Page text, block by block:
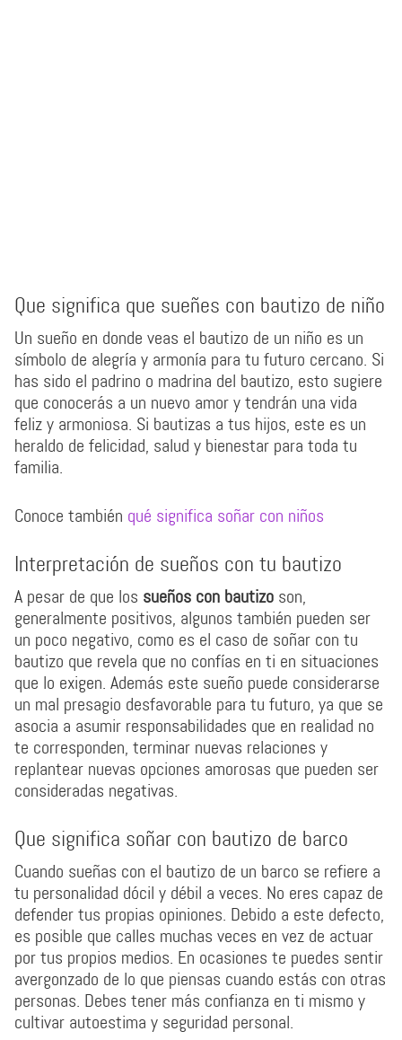
Que significa que sueñes con bautizo de niño
Un sueño en donde veas el bautizo de un niño es un
símbolo de alegría y armonía para tu futuro cercano. Si
has sido el padrino o madrina del bautizo, esto sugiere
que conocerás a un nuevo amor y tendrán una vida
feliz y armoniosa. Si bautizas a tus hijos, este es un
heraldo de felicidad, salud y bienestar para toda tu
familia.
Conoce también qué significa soñar con niños
Interpretación de sueños con tu bautizo
A pesar de que los sueños con bautizo son,
generalmente positivos, algunos también pueden ser
un poco negativo, como es el caso de soñar con tu
bautizo que revela que no confías en ti en situaciones
que lo exigen. Además este sueño puede considerarse
un mal presagio desfavorable para tu futuro, ya que se
asocia a asumir responsabilidades que en realidad no
te corresponden, terminar nuevas relaciones y
replantear nuevas opciones amorosas que pueden ser
consideradas negativas.
Que significa soñar con bautizo de barco
Cuando sueñas con el bautizo de un barco se refiere a
tu personalidad dócil y débil a veces. No eres capaz de
defender tus propias opiniones. Debido a este defecto,
es posible que calles muchas veces en vez de actuar
por tus propios medios. En ocasiones te puedes sentir
avergonzado de lo que piensas cuando estás con otras
personas. Debes tener más confianza en ti mismo y
cultivar autoestima y seguridad personal.